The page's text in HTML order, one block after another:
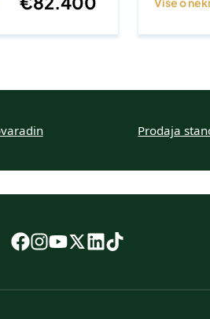
Prodaja